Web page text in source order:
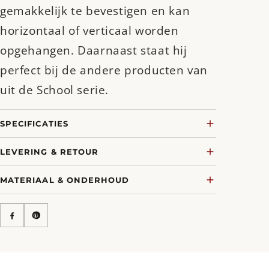
gemakkelijk te bevestigen en kan
horizontaal of verticaal worden
opgehangen. Daarnaast staat hij
perfect bij de andere producten van
uit de School serie.
SPECIFICATIES
LEVERING & RETOUR
MATERIAAL & ONDERHOUD